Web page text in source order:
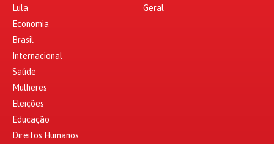
Lula
Economia
Brasil
Internacional
Saúde
Mulheres
Eleições
Educação
Direitos Humanos
Geral